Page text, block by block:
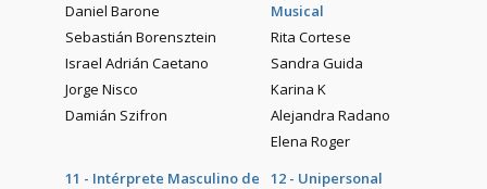
Daniel Barone
Sebastián Borensztein
Israel Adrián Caetano
Jorge Nisco
Damián Szifron
Musical
Rita Cortese
Sandra Guida
Karina K
Alejandra Radano
Elena Roger
11 - Intérprete Masculino de
12 - Unipersonal